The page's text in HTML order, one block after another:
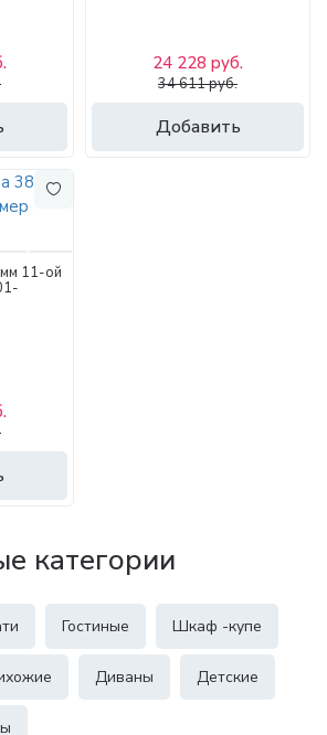
Добавить
24 228 руб.
34 611 руб.
11-ой
категории
Гостиные Шкаф -купе
Диваны Детские